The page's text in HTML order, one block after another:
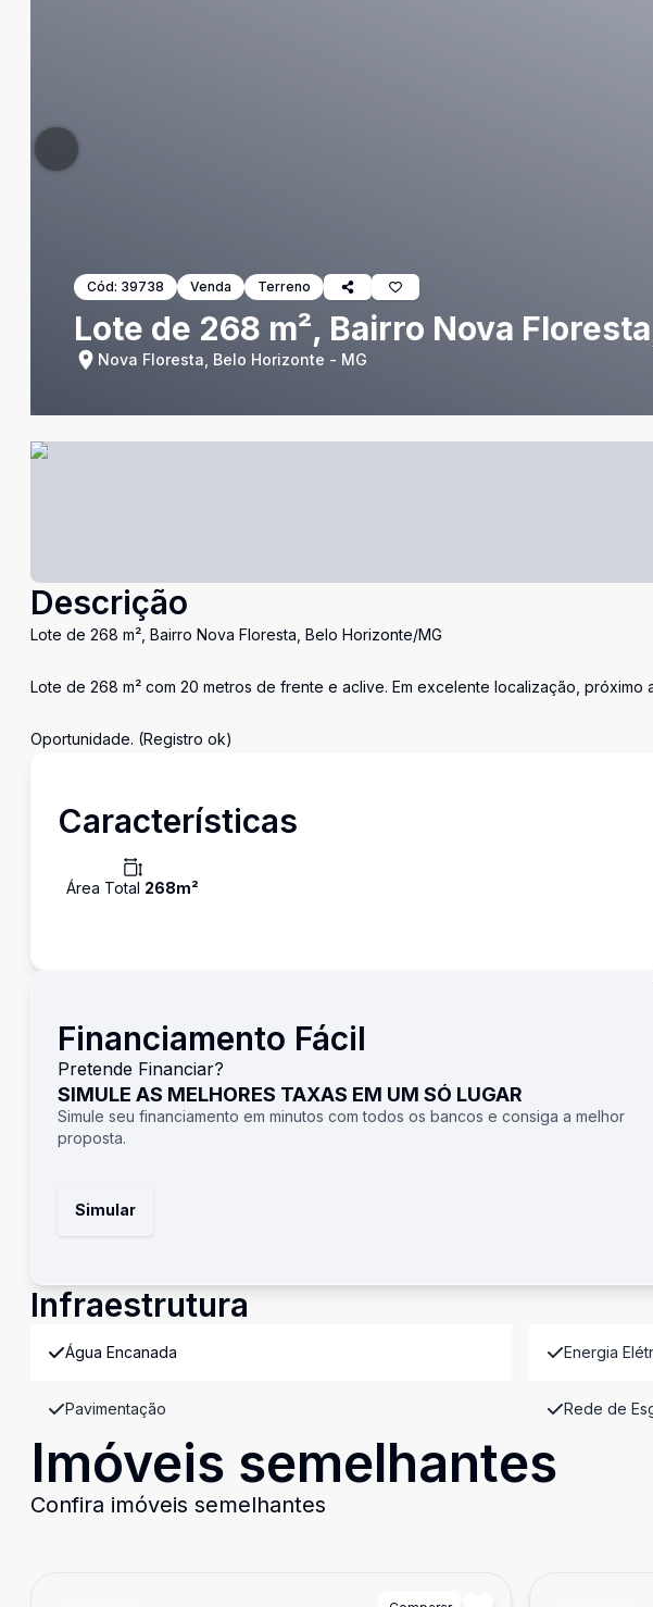
Cód: 39738 Venda Terreno
Lote de 268 m², Bairro Nova
Nova Floresta, Belo Horizonte - MG
Descrição
Lote de 268 m², Bairro Nova Floresta, Belo Horizonte/MG
Lote de 268 m² com 20 metros de frente e aclive. Em excelente localização, próximo
Oportunidade. (Registro ok)
Características
Área Total 268m²
Financiamento Fácil
Pretende Financiar?
SIMULE AS MELHORES TAXAS EM UM SÓ LUGAR
Simule seu financiamento em minutos com todos os bancos e consiga a melhor
proposta.
Simular
Infraestrutura
Água Encanada Energia
Pavimentação Rede de
Imóveis semelhantes
Confira imóveis semelhantes